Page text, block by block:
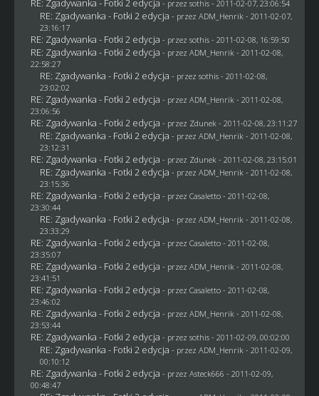
RE: Zgadywanka - Fotki 2 edycja - przez sothis- 2011-02-07, 23:06:54
RE: Zgadywanka - Fotki 2 edycja - przez ADM_Henrik - 2011-02-07,
23:16:17
RE: Zgadywanka - Fotki 2 edycja - przez sothis- 2011-02-08, 16:59:50
RE: Zgadywanka - Fotki 2 edycja - przez ADM_Henrik - 2011-02-08,
22:58:27
RE: Zgadywanka - Fotki 2 edycja - przez sothis- 2011-02-08,
23:02:02
RE: Zgadywanka - Fotki 2 edycja - przez ADM_Henrik - 2011-02-08,
23:06:56
RE: Zgadywanka - Fotki 2 edycja - przez Zdunek - 2011-02-08, 23:11:27
RE: Zgadywanka - Fotki 2 edycja - przez ADM_Henrik - 2011-02-08,
23:12:31
RE: Zgadywanka - Fotki 2 edycja - przez Zdunek - 2011-02-08, 23:15:01
RE: Zgadywanka - Fotki 2 edycja - przez ADM_Henrik - 2011-02-08,
23:15:36
RE: Zgadywanka - Fotki 2 edycja - przez Casaletto- 2011-02-08,
23:30:44
RE: Zgadywanka - Fotki 2 edycja - przez ADM_Henrik - 2011-02-08,
23:33:29
RE: Zgadywanka - Fotki 2 edycja - przez Casaletto- 2011-02-08,
23:35:07
RE: Zgadywanka - Fotki 2 edycja - przez ADM_Henrik - 2011-02-08,
23:41:51
RE: Zgadywanka - Fotki 2 edycja - przez Casaletto- 2011-02-08,
23:46:02
RE: Zgadywanka - Fotki 2 edycja - przez ADM_Henrik - 2011-02-08,
23:53:44
RE: Zgadywanka - Fotki 2 edycja - przez sothis- 2011-02-09, 00:02:00
RE: Zgadywanka - Fotki 2 edycja - przez ADM_Henrik - 2011-02-09,
00:10:12
RE: Zgadywanka - Fotki 2 edycja - przez Asteck666 - 2011-02-09,
00:48:47